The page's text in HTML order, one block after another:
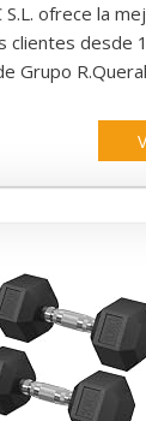
ofrece la
clientes desde
Grupo